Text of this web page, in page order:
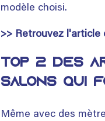
modèle choisi.
>> Retrouvez l'article
Top 2 des
salons qui
Même avec des